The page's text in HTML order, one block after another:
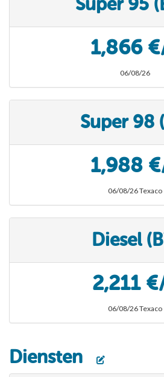
Super 95
1,866
06/08/26
Super 98
1,988
06/08/26 Texaco
Diesel
2,211
06/08/26 Texaco
Diensten